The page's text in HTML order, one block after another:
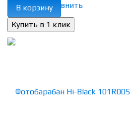
избранное сравнить
В корзину